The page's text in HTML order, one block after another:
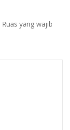
Ruas yang wajib